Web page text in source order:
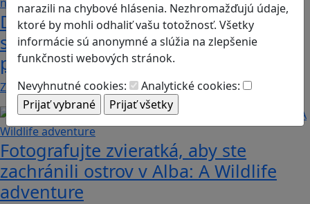
narazili na chybové hlásenia. Nezhromažďujú údaje,
ktoré by mohli odhaliť vašu totožnosť. Všetky
informácie sú anonymné a slúžia na zlepšenie
funkčnosti webových stránok.
Nevyhnutné cookies:
Analytické cookies:
Desatoro rád pre rodičov, ako sa hrať
s deťmi videohry a nastavovať
pravidlá
Zohľadňovať treba vývinové špecifiká detí, a…
Fotografujte zvieratká, aby ste
zachránili ostrov v Alba: A Wildlife
adventure